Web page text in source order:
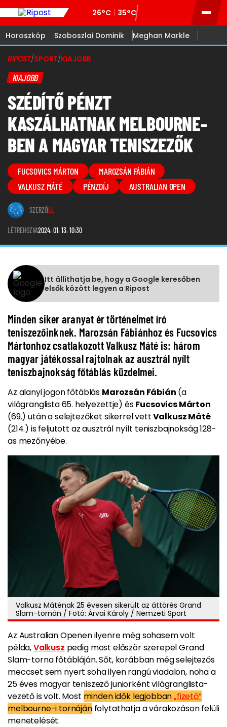
26°C 35°C
Horoszkóp Szoboszlai Dominik Meghan Markle
RIPOST/SPORT/KIAJOBB
KIAJOBB
SZÉDÍTŐ PÉNZT
KASZÁLHATNAK MELBOURNE-
BEN A MAGYAR TENISZEZŐK
FUCSOVICS MÁRTON
MAROZSÁN FÁBIÁN
VALKUSZ MÁTÉ
PÉNZDÍJ AUSTRALIAN OPEN
SZERZŐLL
LÉTREHOZVA2024. 01. 13. 10:30
Itt állíthatja be, hogy a Google keresőben
elsők között legyen a Ripost
Minden siker aranyat ér történelmet író
teniszezőinknek. Marozsán Fábiánhoz és Fucsovics
Mártonhoz csatlakozott Valkusz Máté is: három
magyar játékossal rajtolnak az ausztrál nyílt
teniszbajnokság főtáblás küzdelmei.
Az alanyi jogon főtáblás Marozsán Fábián (a
világranglista 65. helyezettje) ésFucsovics Márton
(69.) után a selejtezőket sikerrel vettValkusz Máté
(214.) is feljutott az ausztrál nyílt teniszbajnokság 128-
as mezőnyébe.
Valkusz Máténak 25 évesen sikerült az áttörés Grand
Slam-tornán / Fotó: Árvai Károly / Nemzeti Sport
Az Australian Openen ilyenre még sohasem volt
példa,Valkusz pedig most először szerepel Grand
Slam-torna főtábláján. Sőt, korábban még selejtezős
meccset sem nyert soha ilyen rangú viadalon, noha a
25 éves magyar teniszező juniorként világranglista-
vezető is volt. Most minden idők legjobban„fizető”
melbourne-i tornájánfolytathatja a várakozáson felüli
menetelését.